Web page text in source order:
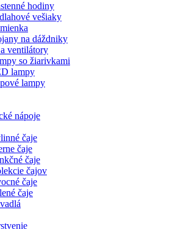
hodiny
vešiaky
na dáždniky
ventilátory
so žiarivkami
lampy
lampy
nápoje
čaje
čaje
čaje
čajov
čaje
čaje